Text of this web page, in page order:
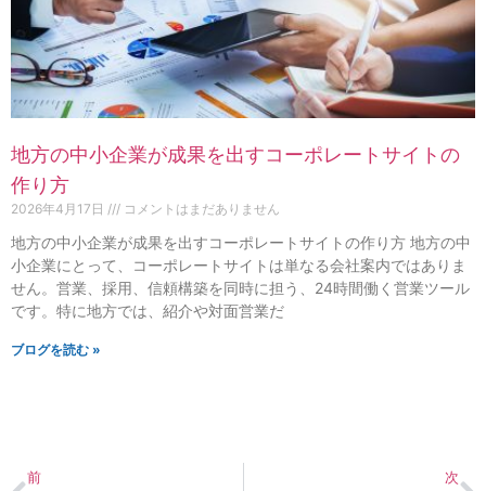
地方の中小企業が成果を出すコーポレートサイトの
作り方
2026年4月17日 コメントはまだありません
地方の中小企業が成果を出すコーポレートサイトの作り方 地方の中
小企業にとって、コーポレートサイトは単なる会社案内ではありま
せん。営業、採用、信頼構築を同時に担う、24時間働く営業ツール
です。特に地方では、紹介や対面営業だ
ブログを読む »
前 次